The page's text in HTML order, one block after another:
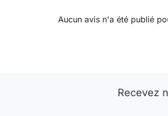
Aucun avis n'a été publié
Recevez